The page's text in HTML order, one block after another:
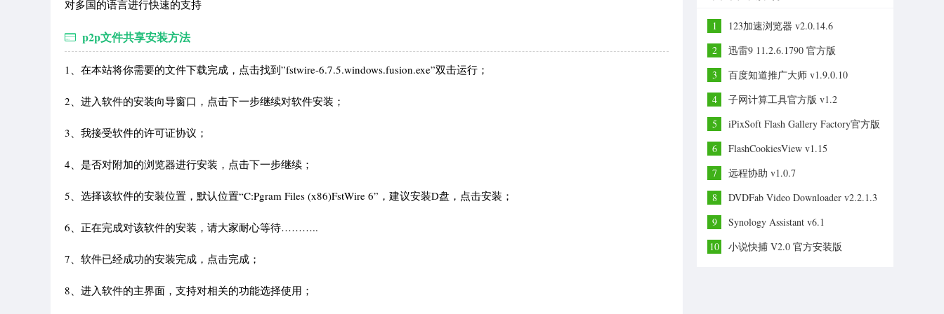
对多国的语言进行快速的支持
p2p文件共享安装方法
1、在本站将你需要的文件下载完成，点击找到”fstwire-6.7.5.windows.fusion.exe”双击运行；
2、进入软件的安装向导窗口，点击下一步继续对软件安装；
3、我接受软件的许可证协议；
4、是否对附加的浏览器进行安装，点击下一步继续；
5、选择该软件的安装位置，默认位置“C:Pgram Files (x86)FstWire 6”，建议安装D盘，点击安装；
6、正在完成对该软件的安装，请大家耐心等待………..
7、软件已经成功的安装完成，点击完成；
8、进入软件的主界面，支持对相关的功能选择使用；
1
123加速浏览器 v2.0.14.6
2
迅雷9 11.2.6.1790 官方版
3
百度知道推广大师 v1.9.0.10
4
子网计算工具官方版 v1.2
5
iPixSoft Flash Gallery Factory官方版
6
FlashCookiesView v1.15
7
远程协助 v1.0.7
8
DVDFab Video Downloader v2.2.1.3
9
Synology Assistant v6.1
10
小说快捕 V2.0 官方安装版